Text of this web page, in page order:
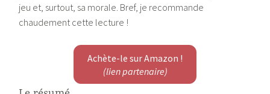
jeu et, surtout, sa morale. Bref, je recommande
chaudement cette lecture !
Achète-le sur Amazon !
(lien partenaire)